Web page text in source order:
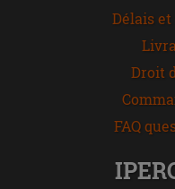
Délais
Droit
FAQ